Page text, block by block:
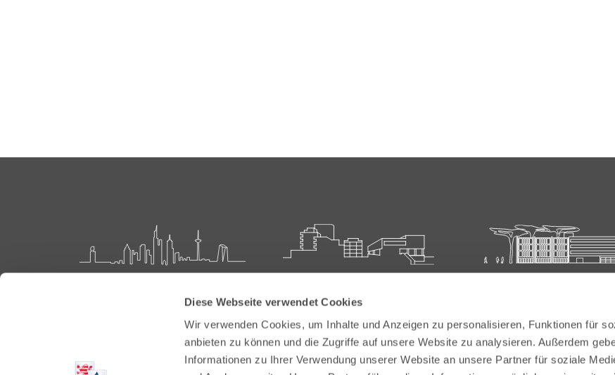
Diese Webseite verwendet Cookies
Wir verwenden Cookies, um Inhalte und Anzeigen zu personalisieren, Funktionen für
anbieten zu können und die Zugriffe auf unsere Website zu analysieren. Außerdem
Informationen zu Ihrer Verwendung unserer Website an unsere Partner für soziale
Postfach 60 05 66
Carl-Oelemann-Weg 5
Carl-Oelemann-Weg 5